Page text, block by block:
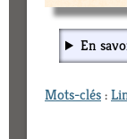
En
Mots-clés: